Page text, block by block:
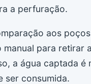
a perfuração.
aos
para retirar
a água captada é
ser consumida.